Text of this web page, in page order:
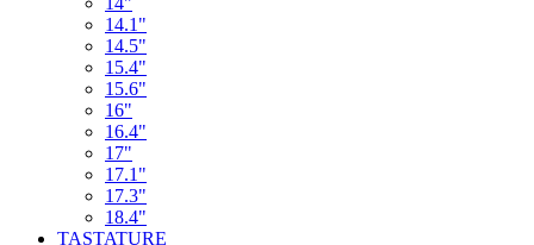
14.1"
14.5"
15.4"
15.6"
16"
16.4"
17"
17.1"
17.3"
18.4"
TASTATURE